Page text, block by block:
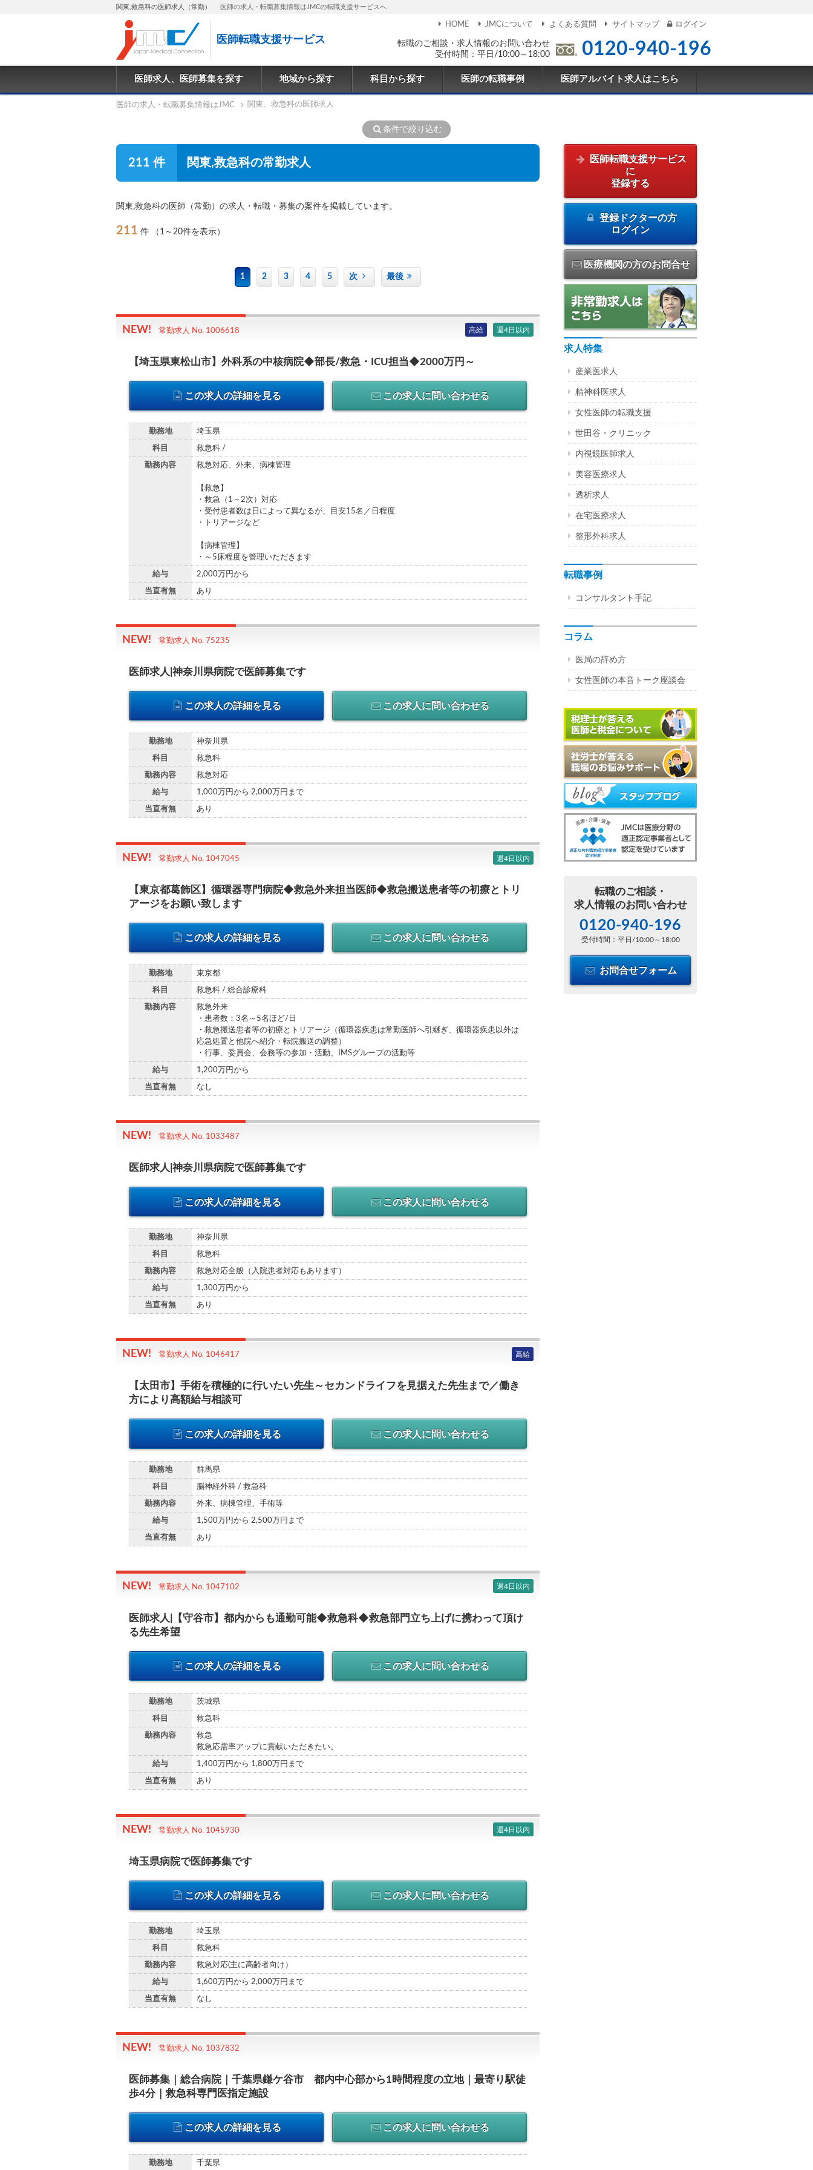
関東,救急科の医師求人（常勤） 医師の求人・転職募集情報はJMCの転職支援サービスへ
医師転職支援サービス
転職のご相談・求人情報のお問い合わせ
受付時間：平日/10:00～18:00
0120-940-196
HOME JMCについて よくある質問 サイトマップ ログイン
医師求人、医師募集を探す 地域から探す 科目から探す 医師の転職事例 医師アルバイト求人はこちら
医師の求人・転職募集情報はJMC 関東、救急科の医師求人
条件で絞り込む
211 件 関東,救急科の常勤求人
関東,救急科の医師（常勤）の求人・転職・募集の案件を掲載しています。
211 件 （1～20件を表示）
1 2 3 4 5 次 最後
常勤求人 No. 1006618 高給 週4日以内
【埼玉県東松山市】外科系の中核病院◆部長/救急・ICU担当◆2000万円～
この求人の詳細を見る この求人に問い合わせる
勤務地 埼玉県
科目 救急科 /
勤務内容 救急対応、外来、病棟管理
【救急】
・救急（1～2次）対応
・受付患者数は日によって異なるが、目安15名／日程度
・トリアージなど
【病棟管理】
・～5床程度を管理いただきます
給与 2,000万円から
当直有無 あり
常勤求人 No. 75235
医師求人|神奈川県病院で医師募集です
この求人の詳細を見る この求人に問い合わせる
勤務地 神奈川県
科目 救急科
勤務内容 救急対応
給与 1,000万円から 2,000万円まで
当直有無 あり
常勤求人 No. 1047045 週4日以内
【東京都葛飾区】循環器専門病院◆救急外来担当医師◆救急搬送患者等の初療とトリ
アージをお願い致します
この求人の詳細を見る この求人に問い合わせる
勤務地 東京都
科目 救急科 / 総合診療科
勤務内容
救急外来
・患者数：3名～5名ほど/日
・救急搬送患者等の初療とトリアージ（循環器疾患は常勤医師へ引継ぎ、循環器疾患以外は
応急処置と他院へ紹介・転院搬送の調整）
・行事、委員会、会務等の参加・活動、IMSグループの活動等
給与 1,200万円から
当直有無 なし
常勤求人 No. 1033487
医師求人|神奈川県病院で医師募集です
この求人の詳細を見る この求人に問い合わせる
勤務地 神奈川県
科目 救急科
勤務内容 救急対応全般（入院患者対応もあります）
給与 1,300万円から
当直有無 あり
常勤求人 No. 1046417 高給
【太田市】手術を積極的に行いたい先生～セカンドライフを見据えた先生まで／働き
方により高額給与相談可
この求人の詳細を見る この求人に問い合わせる
勤務地 群馬県
科目 脳神経外科 / 救急科
勤務内容 外来、病棟管理、手術等
給与 1,500万円から 2,500万円まで
当直有無 あり
常勤求人 No. 1047102 週4日以内
医師求人|【守谷市】都内からも通勤可能◆救急科◆救急部門立ち上げに携わって頂け
る先生希望
この求人の詳細を見る この求人に問い合わせる
勤務地 茨城県
科目 救急科
勤務内容
救急
救急応需率アップに貢献いただきたい。
給与 1,400万円から 1,800万円まで
当直有無 あり
常勤求人 No. 1045930 週4日以内
埼玉県病院で医師募集です
この求人の詳細を見る この求人に問い合わせる
勤務地 埼玉県
科目 救急科
勤務内容 救急対応(主に高齢者向け）
給与 1,600万円から 2,000万円まで
当直有無 なし
常勤求人 No. 1037832
医師募集｜総合病院｜千葉県鎌ケ谷市 都内中心部から1時間程度の立地｜最寄り駅徒
歩4分｜救急科専門医指定施設
この求人の詳細を見る この求人に問い合わせる
勤務地 千葉県
医師転職支援サービス
に
登録する
登録ドクターの方
ログイン
医療機関の方のお問合せ
求人特集
産業医求人
精神科医求人
女性医師の転職支援
世田谷・クリニック
内視鏡医師求人
美容医療求人
透析求人
在宅医療求人
整形外科求人
転職事例
コンサルタント手記
コラム
医局の辞め方
女性医師の本音トーク座談会
転職のご相談・
求人情報のお問い合わせ
0120-940-196
受付時間：平日/10:00～18:00
お問合せフォーム